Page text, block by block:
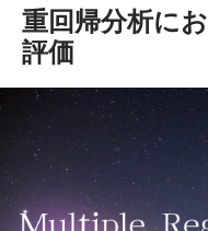
重回帰分析に
評価